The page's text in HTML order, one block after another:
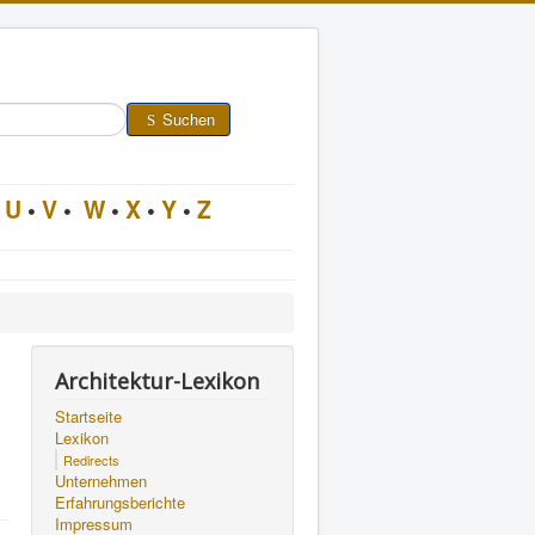
Suchen
U • V • W • X • Y • Z
Architektur-Lexikon
Startseite
Lexikon
Redirects
Unternehmen
Erfahrungsberichte
Impressum